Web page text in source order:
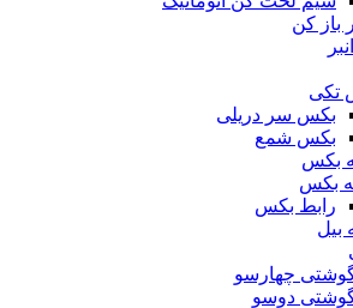
باز کن
تکی
بکس سر دریلی
بکس شمع
بکس
بکس
رابط بکس
بیل
گوشتی چهارسو
گوشتی دوسو